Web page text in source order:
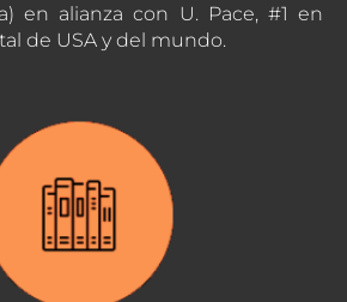
en alianza con U. Pace, #1 en
de USA y del mundo.